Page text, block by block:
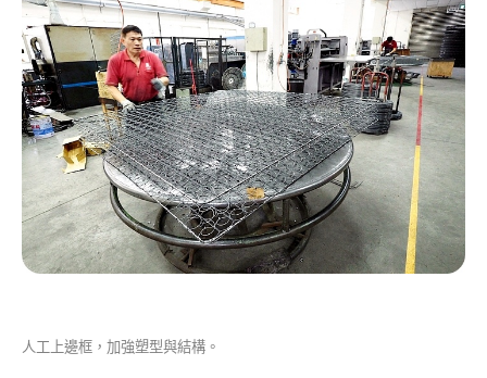
人工上邊框，加強塑型與結構。